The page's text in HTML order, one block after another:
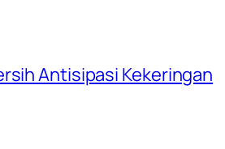
Antisipasi Kekeringan